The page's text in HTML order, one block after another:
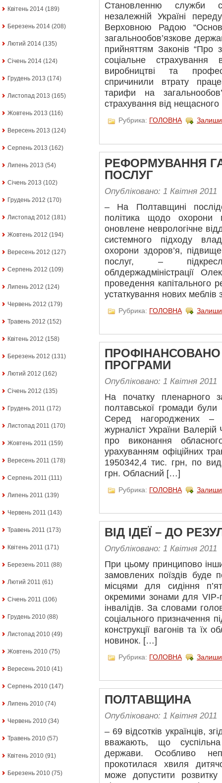
Квітень 2014 (189)
Березень 2014 (208)
Лютий 2014 (135)
Січень 2014 (124)
Грудень 2013 (174)
Листопад 2013 (165)
Жовтень 2013 (116)
Вересень 2013 (124)
Серпень 2013 (162)
Липень 2013 (54)
Січень 2013 (102)
Грудень 2012 (170)
Листопад 2012 (181)
Жовтень 2012 (194)
Вересень 2012 (127)
Серпень 2012 (109)
Липень 2012 (124)
Червень 2012 (179)
Травень 2012 (152)
Квітень 2012 (158)
Березень 2012 (131)
Лютий 2012 (162)
Січень 2012 (135)
Грудень 2011 (172)
Листопад 2011 (170)
Жовтень 2011 (159)
Вересень 2011 (178)
Серпень 2011 (111)
Липень 2011 (139)
Червень 2011 (143)
Травень 2011 (173)
Квітень 2011 (171)
Березень 2011 (88)
Лютий 2011 (61)
Січень 2011 (106)
Грудень 2010 (88)
Листопад 2010 (49)
Жовтень 2010 (75)
Вересень 2010 (41)
Серпень 2010 (147)
Липень 2010 (74)
Червень 2010 (34)
Травень 2010 (57)
Квітень 2010 (91)
Березень 2010 (75)
Становленню служби
незалежній Україні
Верховною Радою
загальнообов’язкове
прийняттям Законів “Про
соціальне
виробництві та
спричинили втрату
тарифи на
страхування від
Рубрика: ГОЛОВНА
РЕФОРМУВАННЯ
ПОСЛУГ
Опубліковано: 1 Квітня 2011
– На Полтавщині
політика щодо охорони
оновлене неврологічне
системного підходу
охорони здоров’я,
послуг, –
облдержадміністрації
проведення капітального
устаткування нових
Рубрика: ГОЛОВНА
ПРОФІНАНСОВАНО
ПРОГРАМИ
Опубліковано: 1 Квітня 2011
На початку пленарного
полтавської громади були
Серед нагороджених –
журналіст України
про виконання
урахуванням офіційних
1950342,4 тис. грн, по
грн. Обласний […]
Рубрика: ГОЛОВНА
ВІД ІДЕЇ – ДО
Опубліковано: 1 Квітня 2011
При цьому принципово
замовлених поїздів буде
місцями для сидіння
окремими зонами для VIP-
інвалідів. За словами
соціального призначення
конструкції вагонів та їх
новинок. […]
Рубрика: ГОЛОВНА
ПОЛТАВЩИНА
Опубліковано: 1 Квітня 2011
– 69 відсотків українців,
вважають, що
держави. Особливо
прокотилася хвиля
може допустити розвитку